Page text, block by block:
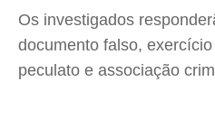
Os investigados
documento falso,
peculato e associação